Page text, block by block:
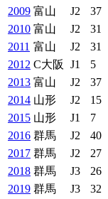
2009 富山 J2 37
2010 富山 J2 31
2011 富山 J2 31
2012 C大阪 J1 5
2013 富山 J2 37
2014 山形 J2 15
2015 山形 J1 7
2016 群馬 J2 40
2017 群馬 J2 27
2018 群馬 J3 26
2019 群馬 J3 32